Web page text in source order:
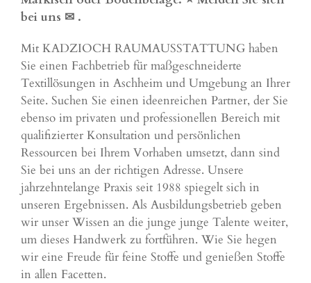
bei uns ✉ .
Mit KADZIOCH RAUMAUSSTATTUNG haben
Sie einen Fachbetrieb für maßgeschneiderte
Textillösungen in Aschheim und Umgebung an Ihrer
Seite. Suchen Sie einen ideenreichen Partner, der Sie
ebenso im privaten und professionellen Bereich mit
qualifizierter Konsultation und persönlichen
Ressourcen bei Ihrem Vorhaben umsetzt, dann sind
Sie bei uns an der richtigen Adresse. Unsere
jahrzehntelange Praxis seit 1988 spiegelt sich in
unseren Ergebnissen. Als Ausbildungsbetrieb geben
wir unser Wissen an die junge junge Talente weiter,
um dieses Handwerk zu fortführen. Wie Sie hegen
wir eine Freude für feine Stoffe und genießen Stoffe
in allen Facetten.